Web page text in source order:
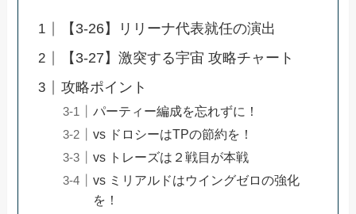
【3-26】リリーナ代表就任の演出
【3-27】激突する宇宙 攻略チャート
攻略ポイント
パーティー編成を忘れずに！
vs ドロシーはTPの節約を！
vs トレーズは２戦目が本戦
vs ミリアルドはウイングゼロの強化
を！